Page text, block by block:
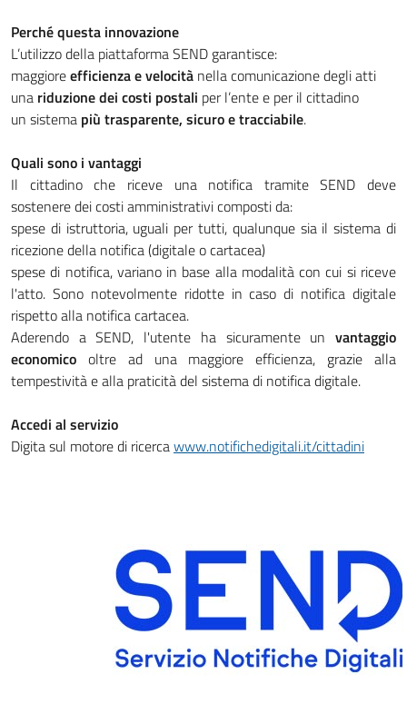
Perché questa innovazione
L’utilizzo della piattaforma SEND garantisce:
maggioreefficienza e velocità nella comunicazione degli atti
una riduzione dei costi postali per l’ente e per il cittadino
un sistema più trasparente, sicuro e tracciabile.
Quali sono i vantaggi
Il cittadino che riceve una notifica tramite SEND deve
sostenere dei costi amministrativi composti da:
spese di istruttoria, uguali per tutti, qualunque sia il sistema di
ricezione della notifica (digitale o cartacea)
spese di notifica, variano in base alla modalità con cui si riceve
l'atto. Sono notevolmente ridotte in caso di notifica digitale
rispetto alla notifica cartacea.
Aderendo a SEND, l'utente ha sicuramente un vantaggio
economico oltre ad una maggiore efficienza, grazie alla
tempestività e alla praticità del sistema di notifica digitale.
Accedi al servizio
Digita sul motore di ricercawww.notifichedigitali.it/cittadini